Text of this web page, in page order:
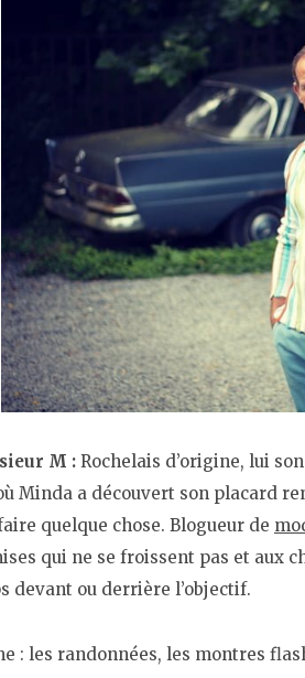
M : Rochelais d’origine, lui
Minda a découvert son placard
quelque chose. Blogueur de
qui ne se froissent pas et aux
devant ou derrière l’objectif.
: les randonnées, les montres